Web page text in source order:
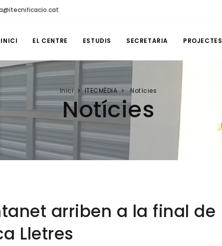
INICI EL CENTRE ESTUDIS SECRETARIA PROJECTES
Inici ITECMÈDIA Notícies
Notícies
arriben a la final de
Lletres